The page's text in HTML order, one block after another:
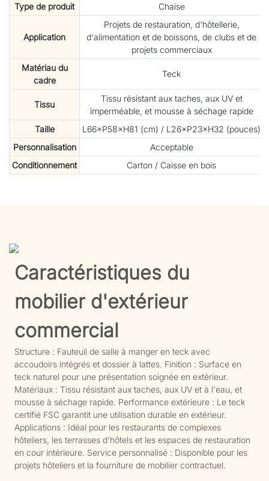
Type de produit Chaise
Application
Projets de restauration, d'hôtellerie,
d'alimentation et de boissons, de clubs et de
projets commerciaux
Matériau du
cadre
Teck
Tissu
Tissu résistant aux taches, aux UV et
imperméable, et mousse à séchage rapide
Taille
L66×P58×H81 (cm) / L26×P23×H32 (pouces)
Personnalisation
Acceptable
Conditionnement
Carton / Caisse en bois
Caractéristiques du
mobilier d'extérieur
commercial
Structure : Fauteuil de salle à manger en teck avec
accoudoirs intégrés et dossier à lattes. Finition : Surface en
teck naturel pour une présentation soignée en extérieur.
Matériaux : Tissu résistant aux taches, aux UV et à l'eau, et
mousse à séchage rapide. Performance extérieure : Le teck
certifié FSC garantit une utilisation durable en extérieur.
Applications : Idéal pour les restaurants de complexes
hôteliers, les terrasses d'hôtels et les espaces de restauration
en cour intérieure. Service personnalisé : Disponible pour les
projets hôteliers et la fourniture de mobilier contractuel.